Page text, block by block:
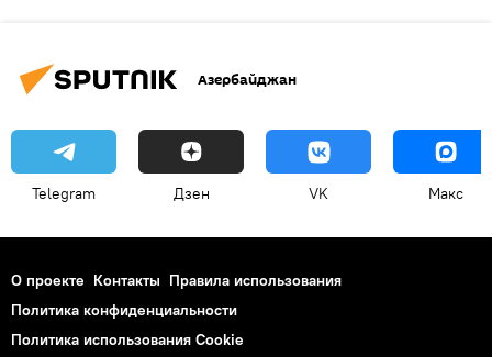
Азербайджан
Telegram Дзен VK Макс
О проекте Контакты Правила использования
Политика конфиденциальности
Политика использования Cookie